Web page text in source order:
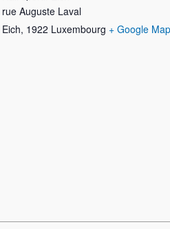
rue Auguste Laval
Eich, 1922 Luxembourg + Google Map